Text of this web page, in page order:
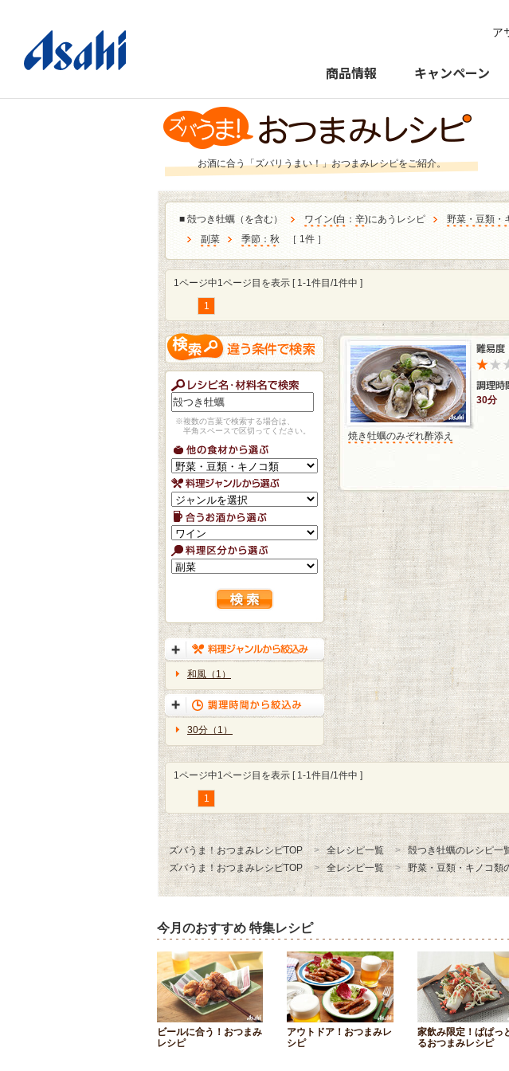
ア
商品情報 キャンペーン
お酒に合う「ズバリうまい！」おつまみレシピをご紹介。
■ 殻つき牡蠣（を含む） ワイン(白 ： 辛)にあうレシピ 野菜・豆類・
副菜
季節：秋 ［ 1件 ］
1ページ中1ページ目を表示 [ 1-1件目/1件中 ]
1
※複数の言葉で検索する場合は、
半角スペースで区切ってください。
和風（1）
30分（1）
30分
焼き牡蠣のみぞれ酢添え
1ページ中1ページ目を表示 [ 1-1件目/1件中 ]
1
ズバうま！おつまみレシピTOP 全レシピ一覧
殻つき牡蠣のレシピ一
ズバうま！おつまみレシピTOP
全レシピ一覧 野菜・豆類・キノコ類
今月のおすすめ 特集レシピ
ビールに合う！おつまみ
レシピ
アウトドア！おつまみレ
シピ
家飲み限定！ぱぱっ
るおつまみレシピ